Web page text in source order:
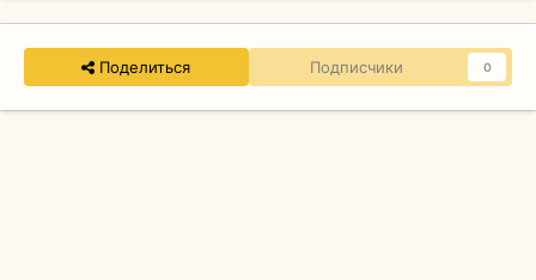
Поделиться Подписчики 0